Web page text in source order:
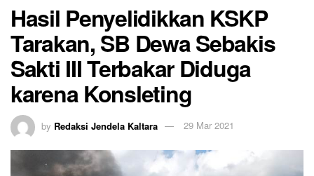
Hasil Penyelidikkan KSKP
Tarakan, SB Dewa Sebakis
Sakti III Terbakar Diduga
karena Konsleting
by Redaksi Jendela Kaltara 29 Mar 2021